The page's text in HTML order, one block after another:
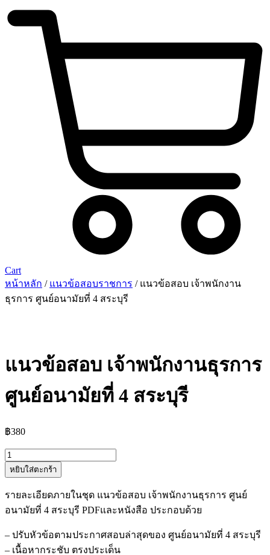
Cart
หน้าหลัก / แนวข้อสอบราชการ / แนวข้อสอบ เจ้าพนักงาน
ธุรการ ศูนย์อนามัยที่ 4 สระบุรี
แนวข้อสอบ เจ้าพนักงานธุรการ
ศูนย์อนามัยที่ 4 สระบุรี
฿380
จำนวน
แนว
เจ้า
พนักงาน
ธุรการ
ศูนย์
หยิบใส่ตะกร้า
รายละเอียดภายในชุด แนวข้อสอบ เจ้าพนักงานธุรการ ศูนย์
อนามัยที่ 4 สระบุรี PDFและหนังสือ ประกอบด้วย
– ปรับหัวข้อตามประกาศสอบล่าสุดของ ศูนย์อนามัยที่ 4 สระบุรี
– เนื้อหากระชับ ตรงประเด็น